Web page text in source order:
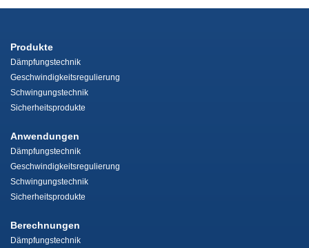
Produkte
Dämpfungstechnik
Geschwindigkeitsregulierung
Schwingungstechnik
Sicherheitsprodukte
Anwendungen
Dämpfungstechnik
Geschwindigkeitsregulierung
Schwingungstechnik
Sicherheitsprodukte
Berechnungen
Dämpfungstechnik